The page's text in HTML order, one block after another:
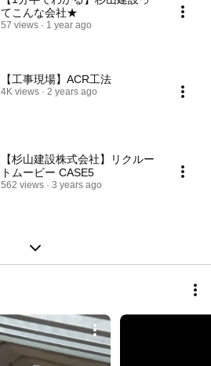
てこんな会社★
57 views 1 year ago
【工事現場】ACR工法
4K views 2 years ago
【杉山建設株式会社】リクルー
トムービー CASE5
562 views 3 years ago